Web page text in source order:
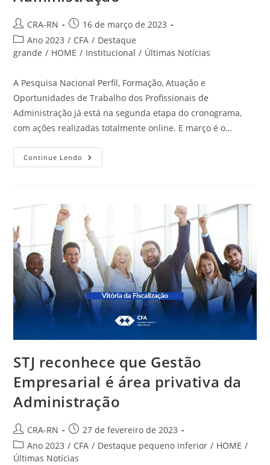
Autor
do
post:
CRA-RN
Post
publicado:
16 de março de 2023
Categoria
do
Ano 2023 / CFA / Destaque
grande / HOME / Institucional / Últimas Notícias
A Pesquisa Nacional Perfil, Formação, Atuação e
Oportunidades de Trabalho dos Profissionais de
Administração já está na segunda etapa do cronograma,
com ações realizadas totalmente online. E março é o…
Continue Lendo Participe
Da
Profissionais
De
Administração
STJ reconhece que Gestão
Empresarial é área privativa da
Administração
Autor
do
post:
CRA-RN
Post
publicado:
27 de fevereiro de 2023
Categoria
do
Ano 2023 / CFA / Destaque pequeno inferior / HOME /
Últimas Notícias